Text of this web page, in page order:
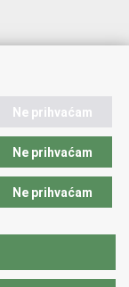
Ne prihvaćam
Ne prihvaćam
Ne prihvaćam